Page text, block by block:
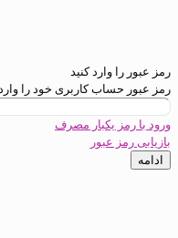
کنید
کاربری خود را وارد کنید
مصرف